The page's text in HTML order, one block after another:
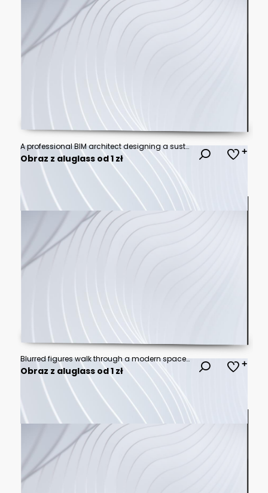
A professional BIM architect designing a sustainable smart building at an ergonomic office workstation. Three large monitors show a clean 3D structural blueprint model, intricate internal engineering
Obraz z aluglass od 1 zł
Blurred figures walk through a modern space with warm, cool lighting and reflections
Obraz z aluglass od 1 zł